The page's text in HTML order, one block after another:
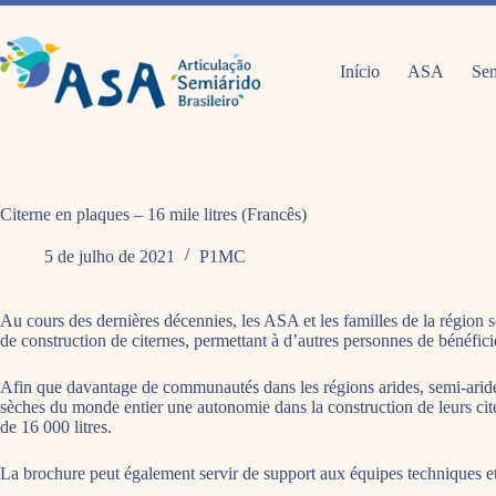
Pular
o
conteúdo
Início ASA
Citerne en plaques – 16 mile litres (Francês)
5 de julho de 2021 P1MC
Au cours des dernières décennies, les ASA et les familles de la
de construction de citernes, permettant à d’autres personnes de
Afin que davantage de communautés dans les régions arides, semi-
sèches du monde entier une autonomie dans la construction de leurs
de 16 000 litres.
La brochure peut également servir de support aux équipes techniques